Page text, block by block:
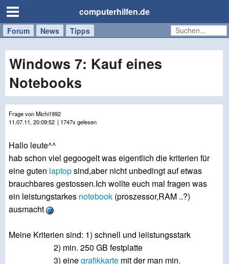
computerhilfen.de
Forum News Tipps
Handy
Tablet
Windows
Mac
Windows 7: Kauf eines
Notebooks
Frage von Michi1992
11.07.11, 20:09:52 | 1747x gelesen
Hallo leute^^
hab schon viel gegoogelt was eigentlich die kriterien für
eine guten laptopsind,aber nicht unbedingt auf etwas
brauchbares gestossen.Ich wollte euch mal fragen was
ein leistungstarkes notebook (proszessor,RAM ..?)
ausmacht
Meine Kriterien sind: 1) schnell und leiistungsstark
2) min. 250 GB festplatte
3) einegrafikkarte mit der man min.